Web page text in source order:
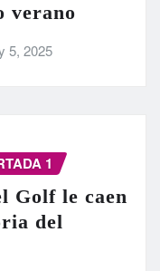
verano
5, 2025
1
Golf le caen
del